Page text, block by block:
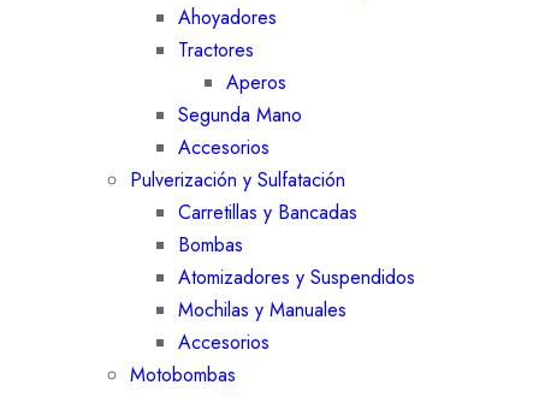
Ahoyadores
Tractores
Aperos
Segunda Mano
Accesorios
Pulverización y Sulfatación
Carretillas y Bancadas
Bombas
Atomizadores y Suspendidos
Mochilas y Manuales
Accesorios
Motobombas